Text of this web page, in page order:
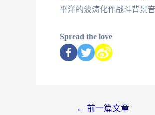
平洋的波涛化作战斗背景
Spread the love
← 前一篇文章